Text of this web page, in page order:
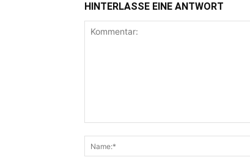
HINTERLASSE EINE ANTWORT